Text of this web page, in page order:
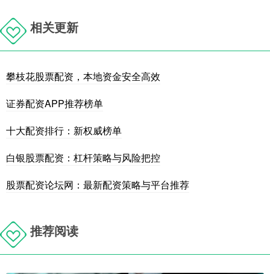
相关更新
攀枝花股票配资，本地资金安全高效
证券配资APP推荐榜单
十大配资排行：新权威榜单
白银股票配资：杠杆策略与风险把控
股票配资论坛网：最新配资策略与平台推荐
推荐阅读